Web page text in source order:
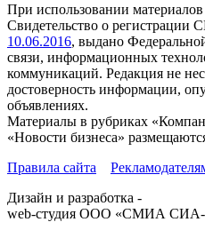
При использовании материалов
Свидетельство о регистрации
10.06.2016, выдано
связи, информационных
коммуникаций. Редакция не
достоверность информации,
объявлениях.
Материалы в рубриках
«Новости бизнеса»
Правила сайта
Дизайн и разработка -
web-студия ООО «СМИА